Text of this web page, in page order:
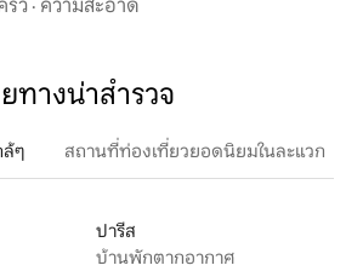
รัว · ความสะอาด
ทางน่าสำรวจ
ๆ สถานที่ท่องเที่ยวยอดนิยมในละแวก
ปารีส
บ้านพักตากอากาศ